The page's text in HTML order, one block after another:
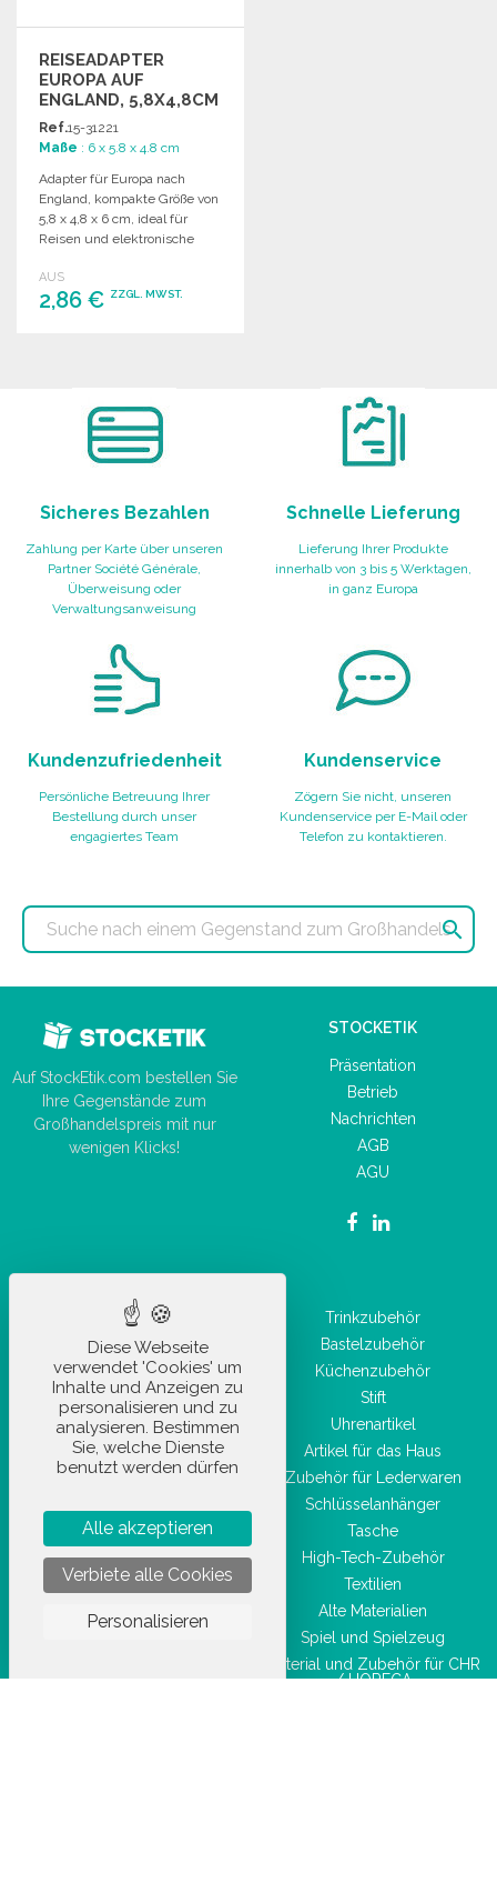
REISEADAPTER
EUROPA AUF
ENGLAND, 5,8X4,8CM
Ref.15-31221
Maße : 6 x 5.8 x 4.8 cm
Adapter für Europa nach
England, kompakte Größe von
5,8 x 4,8 x 6 cm, ideal für
Reisen und elektronische
AUS
2,86 € ZZGL. MWST.
Sicheres Bezahlen
Zahlung per Karte über unseren
Partner Société Générale,
Überweisung oder
Verwaltungsanweisung
Schnelle Lieferung
Lieferung Ihrer Produkte
innerhalb von 3 bis 5 Werktagen,
in ganz Europa
Kundenzufriedenheit
Persönliche Betreuung Ihrer
Bestellung durch unser
engagiertes Team
Kundenservice
Zögern Sie nicht, unseren
Kundenservice per E-Mail oder
Telefon zu kontaktieren.

Auf StockEtik.com bestellen Sie
Ihre Gegenstände zum
Großhandelspreis mit nur
wenigen Klicks!
STOCKETIK
Präsentation
Betrieb
Nachrichten
AGB
AGU
Autozubehör
Büromaterial
Alltagsaccessoire
Freizeitartikel
Sportartikel
Hygiene- und
Gesundheitsprodukte
Schönheitszubehör
Trinkzubehör
Bastelzubehör
Küchenzubehör
Stift
Uhrenartikel
Artikel für das Haus
Zubehör für Lederwaren
Schlüsselanhänger
Tasche
High-Tech-Zubehör
Textilien
Alte Materialien
Spiel und Spielzeug
Material und Zubehör für CHR
/ HORECA
Diese Webseite
verwendet 'Cookies' um
Inhalte und Anzeigen zu
personalisieren und zu
analysieren. Bestimmen
Sie, welche Dienste
benutzt werden dürfen
Alle akzeptieren
Verbiete alle Cookies
Personalisieren